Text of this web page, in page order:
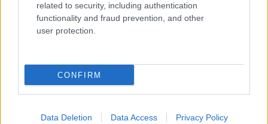
related to security, including authentication
functionality and fraud prevention, and other
user protection.
CONFIRM
Data Deletion Data Access Privacy Policy
Continua a leggere